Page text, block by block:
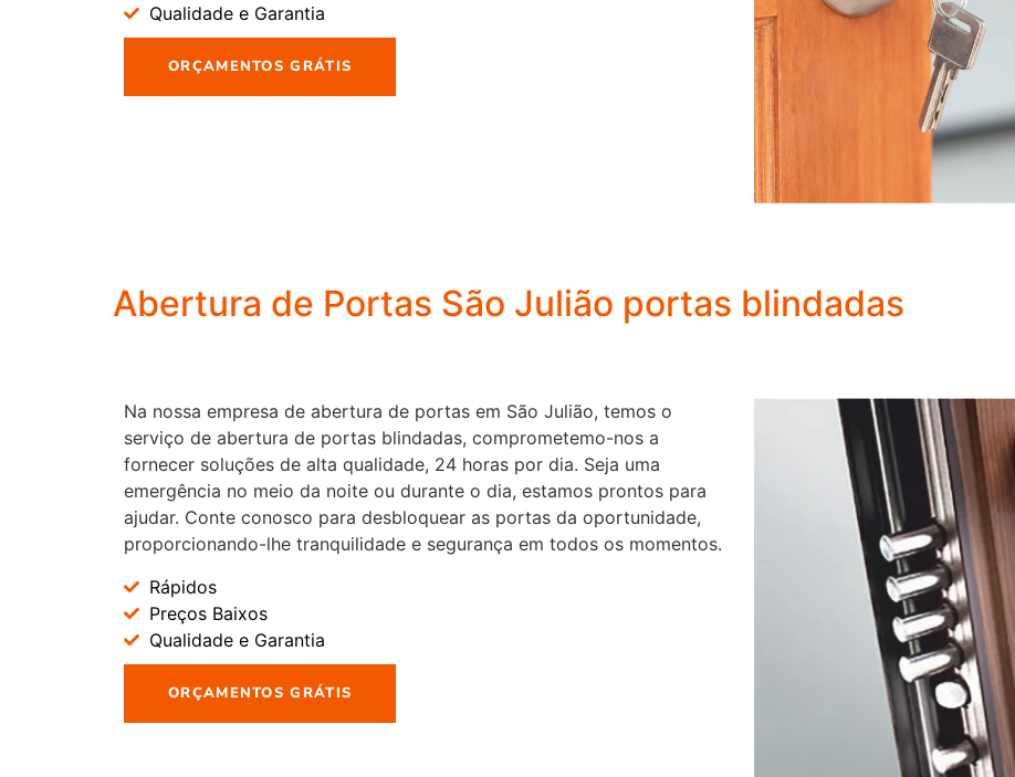
Qualidade e Garantia
ORÇAMENTOS GRÁTIS
Abertura de Portas São Julião portas blindadas
Na nossa empresa de abertura de portas em São Julião, temos o
serviço de abertura de portas blindadas, comprometemo-nos a
fornecer soluções de alta qualidade, 24 horas por dia. Seja uma
emergência no meio da noite ou durante o dia, estamos prontos para
ajudar. Conte conosco para desbloquear as portas da oportunidade,
proporcionando-lhe tranquilidade e segurança em todos os momentos.
Rápidos
Preços Baixos
Qualidade e Garantia
ORÇAMENTOS GRÁTIS